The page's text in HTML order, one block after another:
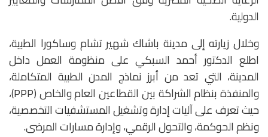
الدولية.
وخلال زيارته إلى مدينة باشاك شهير تشام وساكورا الطبية،
اطلع الدكتور أحمد السبكي على منظومة العمل داخل
المدينة، التي تعد من أبرز نماذج المدن الطبية المتكاملة،
والمنفذة بنظام الشراكة بين القطاعين العام والخاص (PPP)،
حيث تعرف على آليات إدارة وتشغيل المستشفيات التخصصية،
ونظم الحوكمة، والتحول الرقمي، وإدارة مسارات المرضى.